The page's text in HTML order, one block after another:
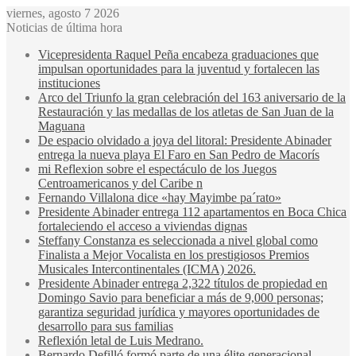
viernes, agosto 7 2026
Noticias de última hora
Vicepresidenta Raquel Peña encabeza graduaciones que
impulsan oportunidades para la juventud y fortalecen las
instituciones
Arco del Triunfo la gran celebración del 163 aniversario de la
Restauración y las medallas de los atletas de San Juan de la
Maguana
De espacio olvidado a joya del litoral: Presidente Abinader
entrega la nueva playa El Faro en San Pedro de Macorís
mi Reflexion sobre el espectáculo de los Juegos
Centroamericanos y del Caribe n
Fernando Villalona dice «hay Mayimbe pa´rato»
Presidente Abinader entrega 112 apartamentos en Boca Chica
fortaleciendo el acceso a viviendas dignas
Steffany Constanza es seleccionada a nivel global como
Finalista a Mejor Vocalista en los prestigiosos Premios
Musicales Intercontinentales (ICMA) 2026.
Presidente Abinader entrega 2,322 títulos de propiedad en
Domingo Savio para beneficiar a más de 9,000 personas;
garantiza seguridad jurídica y mayores oportunidades de
desarrollo para sus familias
Reflexión letal de Luis Medrano.